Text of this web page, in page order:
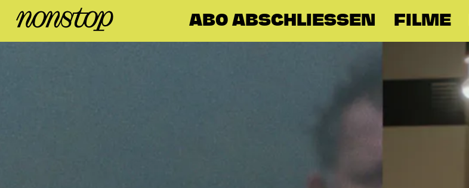
ABO ABSCHLIESSEN FILME